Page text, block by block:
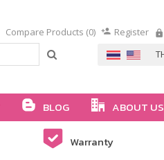
Compare Products (0) Register
BLOG ABOUT US
Warranty